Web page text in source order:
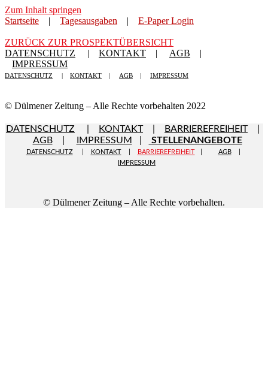
Zum Inhalt springen
Startseite
| Tagesausgaben | E-Paper Login
ZURÜCK ZUR PROSPEKTÜBERSICHT
DATENSCHUTZ | KONTAKT | AGB |
IMPRESSUM
DATENSCHUTZ KONTAKT AGB IMPRESSUM
© Dülmener Zeitung – Alle Rechte vorbehalten 2022
DATENSCHUTZ KONTAKT| BARRIEREFREIHEIT|
AGB| IMPRESSUM STELLENANGEBOTE
DATENSCHUTZ| KONTAKT| BARRIEREFREIHEIT| AGB|
IMPRESSUM
© Dülmener Zeitung – Alle Rechte vorbehalten.